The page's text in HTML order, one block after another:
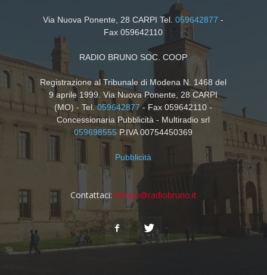
Via Nuova Ponente, 28 CARPI Tel.059642877 -
Fax 059642110
RADIO BRUNO SOC. COOP
Registrazione al Tribunale di Modena N. 1468 del
9 aprile 1999. Via Nuova Ponente, 28 CARPI
(MO) - Tel.059642877- Fax 059642110 -
Concessionaria Pubblicità - Multiradio srl
059698555 P.IVA 00754450369
Pubblicità
Contattaci: tempo@radiobruno.it